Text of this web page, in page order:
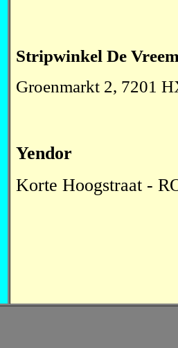
Stripwinkel De
Groenmarkt 2, 7201
Yendor
Korte Hoogstraat -